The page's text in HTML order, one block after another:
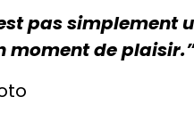
pas simplement
moment de